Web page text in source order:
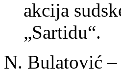
akcija
„Sartidu“.
N. Bulatović